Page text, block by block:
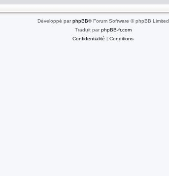
Développé parphpBB® Forum Software © phpBB Limited
Traduit parphpBB-fr.com
Confidentialité | Conditions